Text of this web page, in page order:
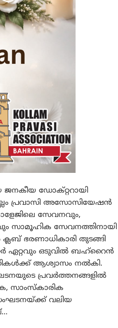
ഡോക്റ്ററായി
പ്രവാസി അസോസിയേഷന്‍
സേവനവും,
സാമൂഹിക സേവനത്തിനായി
ഭരണാധികാരി തുടങ്ങി
ഏറ്റവും ഒടുവില്‍ ബഹ്‌റൈന്‍
ആശ്വാസം നല്‍കി.
പ്രവർത്തനങ്ങളിൽ
സാംസ്കാരിക
സംഘടനയ്ക്ക് വലിയ